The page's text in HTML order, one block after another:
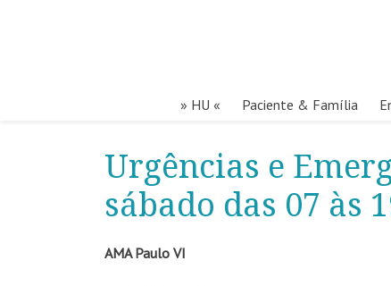
» HU « Paciente & Família
Urgências e
sábado das 07 às
AMA Paulo VI